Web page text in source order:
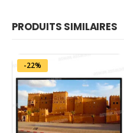
PRODUITS SIMILAIRES
-22%